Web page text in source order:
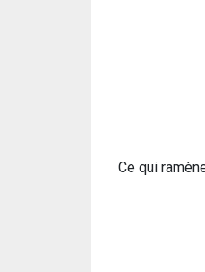
Ce qui